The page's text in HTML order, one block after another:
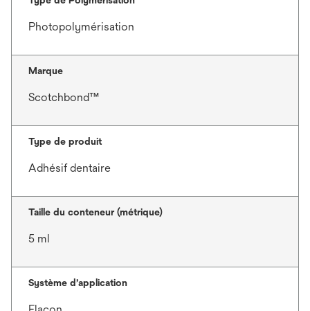
Photopolymérisation
Marque
Scotchbond™
Type de produit
Adhésif dentaire
Taille du conteneur (métrique)
5 ml
Système d’application